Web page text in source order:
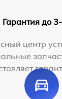
Гарантия до
центр